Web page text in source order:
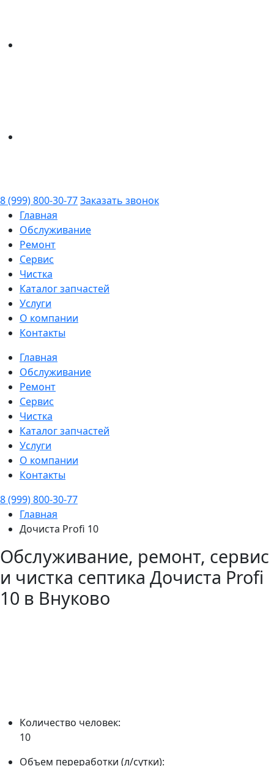
8 (999) 800-30-77Заказать звонок
Главная
Обслуживание
Ремонт
Сервис
Чистка
Каталог запчастей
Услуги
О компании
Контакты
Главная
Обслуживание
Ремонт
Сервис
Чистка
Каталог запчастей
Услуги
О компании
Контакты
8 (999) 800-30-77
Главная
Дочиста Profi 10
Обслуживание, ремонт, сервис
и чистка септика Дочиста Profi
10 в Внуково
Количество человек:
10
Объем переработки (л/сутки):